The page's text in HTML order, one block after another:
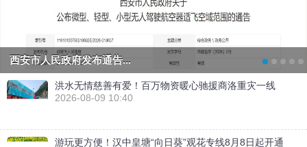
西安市人民政府发布通告...
洪水无情慈善有爱！百万物资暖心驰援商洛重灾一线
2026-08-09 10:40
游玩更方便！汉中皇塘“向日葵”观花专线8月8日起开通